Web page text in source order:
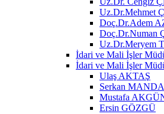
Uz.Dr.Mehmet
Doç.Dr.Adem
Doç.Dr.Numan
Uz.Dr.Meryem
İdari ve Mali İşler
İdari ve Mali İşler
Ulaş AKTAŞ
Serkan
Mustafa
Ersin GÖZGÜ